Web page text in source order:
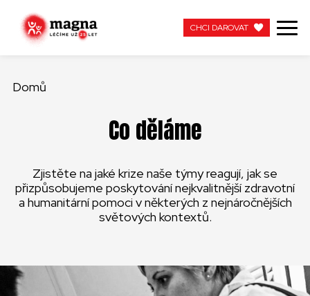
AKTUÁLNÍ
ZAPOJTE SE
KONTAKTUJTE NÁS
CHCI DAROVAT
Domů
Co děláme
Zjistěte na jaké krize naše týmy reagují, jak se
přizpůsobujeme poskytování nejkvalitnější zdravotní
a humanitární pomoci v některých z nejnáročnějších
světových kontextů.